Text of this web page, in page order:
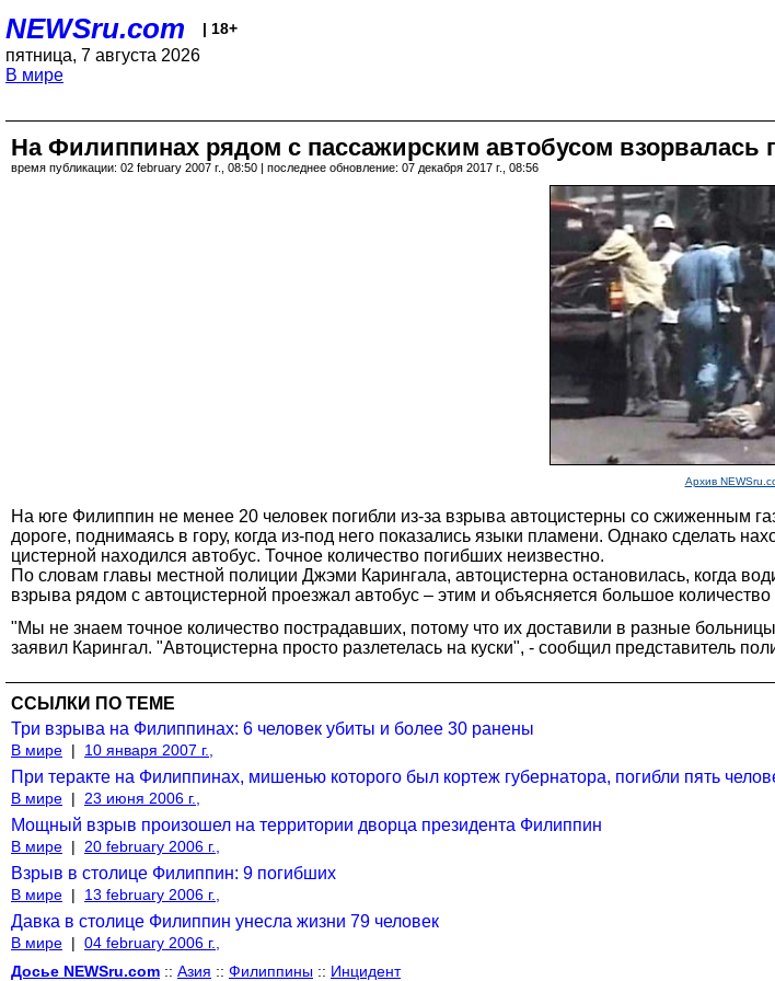
NEWSru.com | 18+
пятница, 7 августа 2026
В мире
На Филиппинах рядом с пассажирским автобусом взорвалась
время публикации: 02 february 2007 г., 08:50 | последнее обновление: 07 декабря 2017 г., 08:56
Архив
На юге Филиппин не менее 20 человек погибли из-за взрыва автоцистерны со сжиженным
дороге, поднимаясь в гору, когда из-под него показались языки пламени. Однако сделать
цистерной находился автобус. Точное количество погибших неизвестно.
По словам главы местной полиции Джэми Карингала, автоцистерна остановилась, когда
взрыва рядом с автоцистерной проезжал автобус – этим и объясняется большое количество
"Мы не знаем точное количество пострадавших, потому что их доставили в разные
заявил Карингал. "Автоцистерна просто разлетелась на куски", - сообщил представитель
ССЫЛКИ ПО ТЕМЕ
Три взрыва на Филиппинах: 6 человек убиты и более 30 ранены
В мире | 10 января 2007 г.,
При теракте на Филиппинах, мишенью которого был кортеж губернатора, погибли пять
В мире | 23 июня 2006 г.,
Мощный взрыв произошел на территории дворца президента Филиппин
В мире | 20 february 2006 г.,
Взрыв в столице Филиппин: 9 погибших
В мире | 13 february 2006 г.,
Давка в столице Филиппин унесла жизни 79 человек
В мире | 04 february 2006 г.,
Досье NEWSru.com :: Азия :: Филиппины :: Инцидент